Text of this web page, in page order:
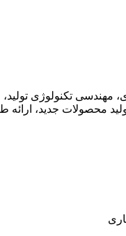
تکنولوژی تولید،
محصولات جدید،